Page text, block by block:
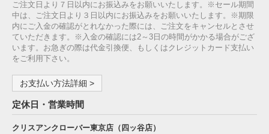
ご注文日より７日以内にお振込みをお願いいたします。※セール期間
中は、ご注文日より３日以内にお振込みをお願いいたします。※期限
内にご入金の確認がとれなかった際には、ご注文をキャンセルとさせ
ていただきます。※入金の確認には2～3日の時間がかかる場合がござ
います。お急ぎの際は代金引換便、もしくはクレジットカード支払い
をご利用下さい。
お支払い方法詳細 >
定休日・営業時間
クリスアンクローバー東京店（四ッ谷店）